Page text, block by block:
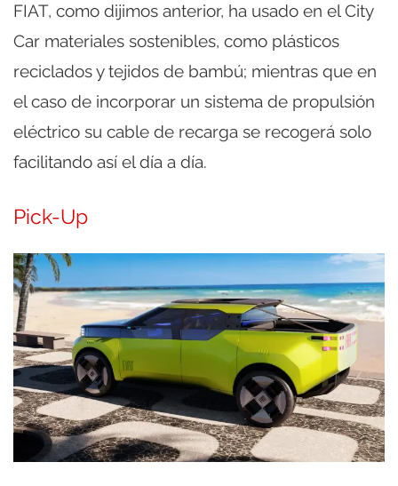
FIAT, como dijimos anterior, ha usado en el City
Car materiales sostenibles, como plásticos
reciclados y tejidos de bambú; mientras que en
el caso de incorporar un sistema de propulsión
eléctrico su cable de recarga se recogerá solo
facilitando así el día a día.
Pick-Up